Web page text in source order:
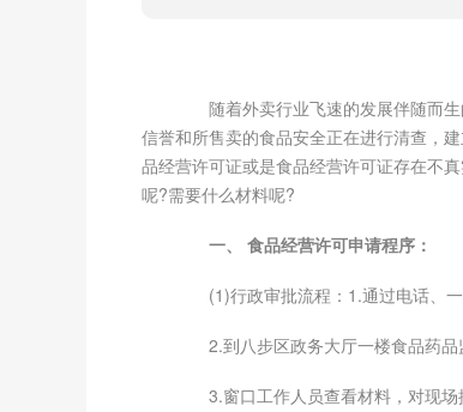
随着外卖行业飞速的发展伴随而生
信誉和所售卖的食品安全正在进行清查，
品经营许可证或是食品经营许可证存在不
呢?需要什么材料呢?
一、 食品经营许可申请程序：
(1)行政审批流程：1.通过电话、一
2.到八步区政务大厅一楼食品药品
3.窗口工作人员查看材料，对现场